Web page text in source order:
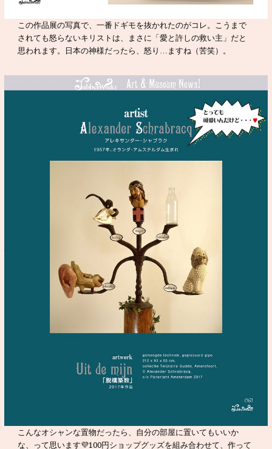
この作品展の写真で、一番ドギモを抜かれたのがコレ。こうまで
されても怒らないキリストは、まさに「愛と許しの救い主」だと
思われます。日本の神様だったら、怒り…ますね（苦笑）。
こんなオシャンな置物だったら、自分の部屋に置いてもいいか
な、って思います💜100円ショップグッズを組み合わせて、作って